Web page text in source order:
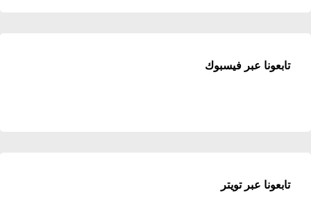
تابعونا عبر فيسبوك
تابعونا عبر تويتر